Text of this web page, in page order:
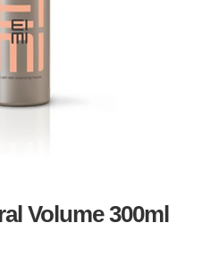
Volume 300ml